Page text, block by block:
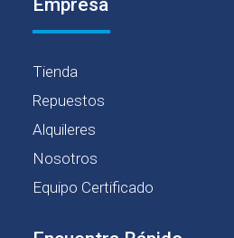
Empresa
Tienda
Repuestos
Alquileres
Nosotros
Equipo Certificado